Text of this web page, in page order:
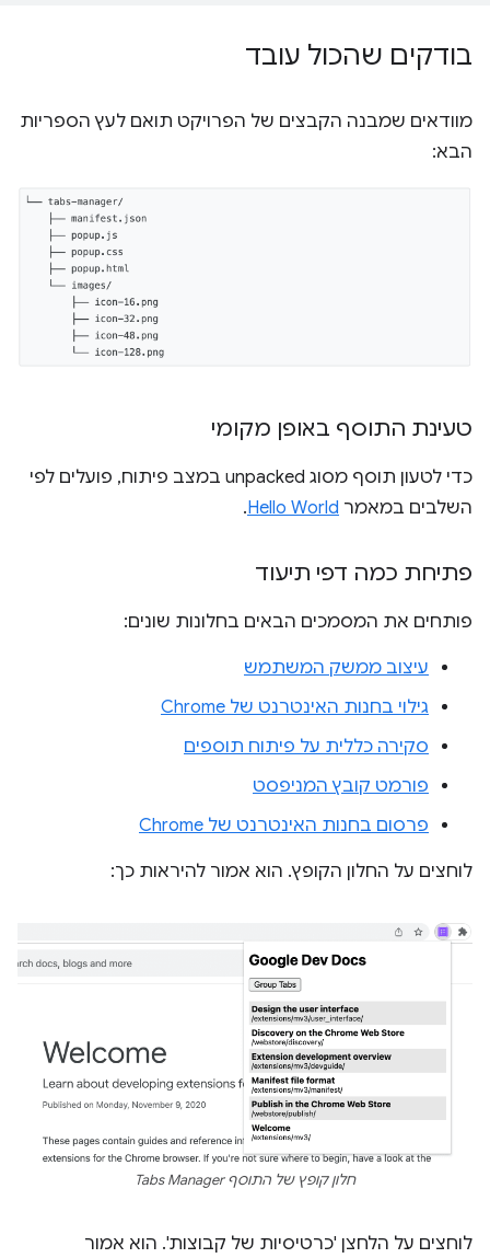
בודקים שהכול עובד
מוודאים שמבנה הקבצים של הפרויקט תואם לעץ הספריות
הבא:
טעינת התוסף באופן מקומי
כדי לטעון תוסף מסוג unpacked במצב פיתוח, פועלים לפי
השלבים במאמר Hello World
.
פתיחת כמה דפי תיעוד
פותחים את המסמכים הבאים בחלונות שונים:
עיצוב ממשק המשתמש
גילוי בחנות האינטרנט של Chrome
סקירה כללית על פיתוח תוספים
פורמט קובץ המניפסט
פרסום בחנות האינטרנט של Chrome
לוחצים על החלון הקופץ. הוא אמור להיראות כך:
חלון קופץ של התוסף Tabs Manager
לוחצים על הלחצן 'כרטיסיות של קבוצות'. הוא אמור